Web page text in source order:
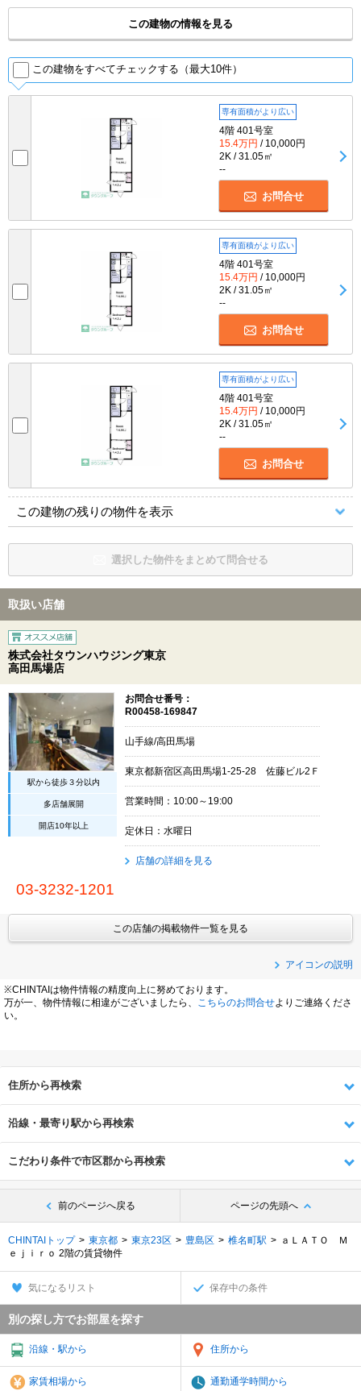
この建物の情報を見る
この建物をすべてチェックする（最大10件）
専有面積がより広い
4階 401号室
15.4万円 / 10,000円
2K / 31.05㎡
--
お問合せ
専有面積がより広い
4階 401号室
15.4万円 / 10,000円
2K / 31.05㎡
--
お問合せ
専有面積がより広い
4階 401号室
15.4万円 / 10,000円
2K / 31.05㎡
--
お問合せ
この建物の残りの物件を表示
選択した物件をまとめて問合せる
取扱い店舗
株式会社タウンハウジング東京
高田馬場店
駅から徒歩３分以内
多店舗展開
開店10年以上
お問合せ番号：
R00458-169847
山手線/高田馬場
東京都新宿区高田馬場1-25-28 佐藤ビル2Ｆ
営業時間：10:00～19:00
定休日：水曜日
店舗の詳細を見る
03-3232-1201
この店舗の掲載物件一覧を見る
アイコンの説明
※CHINTAIは物件情報の精度向上に努めております。
万が一、物件情報に相違がございましたら、
こちらのお問合せよりご連絡くださ
い。
住所から再検索
沿線・最寄り駅から再検索
こだわり条件で市区郡から再検索
前のページへ戻る ページの先頭へ
CHINTAIトップ 東京都 東京23区 豊島区 椎名町駅
ａＬＡＴＯ Ｍ
ｅｊｉｒｏ 2階の賃貸物件
気になるリスト 保存中の条件
別の探し方でお部屋を探す
沿線・駅から 住所から
家賃相場から 通勤通学時間から